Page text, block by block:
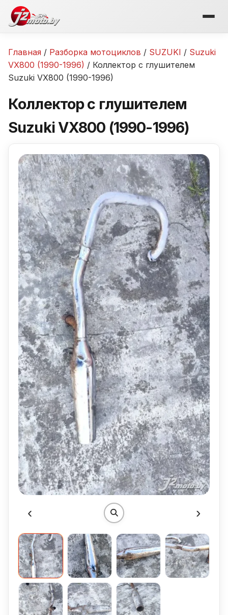
Перейти
Главная / Разборка мотоциклов / SUZUKI / Suzuki
VX800 (1990-1996) / Коллектор с глушителем
Suzuki VX800 (1990-1996)
Коллектор с глушителем
Suzuki VX800 (1990-1996)
‹ ›